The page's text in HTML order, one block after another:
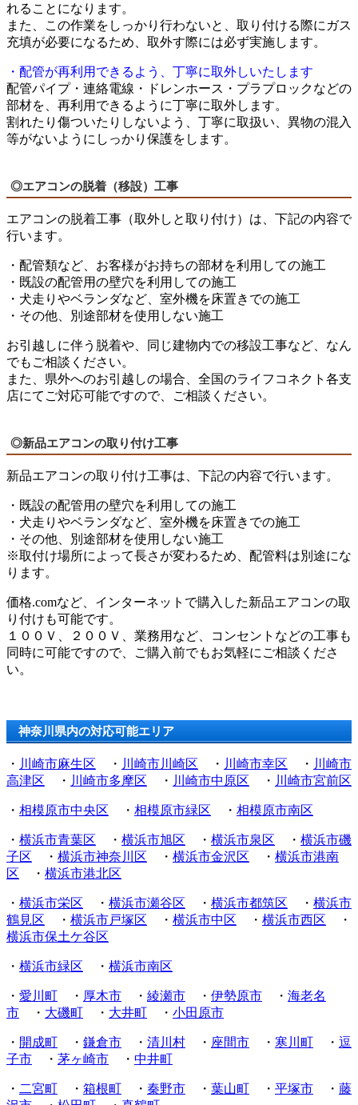
れることになります。
また、この作業をしっかり行わないと、取り付ける際にガス
充填が必要になるため、取外す際には必ず実施します。
・配管が再利用できるよう、丁寧に取外しいたします
配管パイプ・連絡電線・ドレンホース・プラプロックなどの
部材を、再利用できるように丁寧に取外します。
割れたり傷ついたりしないよう、丁寧に取扱い、異物の混入
等がないようにしっかり保護をします。
◎エアコンの脱着（移設）工事
エアコンの脱着工事（取外しと取り付け）は、下記の内容で
行います。
・配管類など、お客様がお持ちの部材を利用しての施工
・既設の配管用の壁穴を利用しての施工
・犬走りやベランダなど、室外機を床置きでの施工
・その他、別途部材を使用しない施工
お引越しに伴う脱着や、同じ建物内での移設工事など、なん
でもご相談ください。
また、県外へのお引越しの場合、全国のライフコネクト各支
店にてご対応可能ですので、ご相談ください。
◎新品エアコンの取り付け工事
新品エアコンの取り付け工事は、下記の内容で行います。
・既設の配管用の壁穴を利用しての施工
・犬走りやベランダなど、室外機を床置きでの施工
・その他、別途部材を使用しない施工
※取付け場所によって長さが変わるため、配管料は別途にな
ります。
価格.comなど、インターネットで購入した新品エアコンの取
り付けも可能です。
１００Ｖ、２００Ｖ、業務用など、コンセントなどの工事も
同時に可能ですので、ご購入前でもお気軽にご相談くださ
い。
神奈川県内の対応可能エリア
・ 川崎市麻生区 ・ 川崎市川崎区 ・ 川崎市幸区 ・ 川崎市
高津区 ・ 川崎市多摩区 ・ 川崎市中原区 ・ 川崎市宮前区
・ 相模原市中央区 ・ 相模原市緑区 ・ 相模原市南区
・ 横浜市青葉区 ・ 横浜市旭区 ・ 横浜市泉区 ・ 横浜市磯
子区 ・ 横浜市神奈川区 ・ 横浜市金沢区 ・ 横浜市港南
区 ・ 横浜市港北区
・ 横浜市栄区 ・ 横浜市瀬谷区 ・ 横浜市都筑区 ・ 横浜市
鶴見区 ・ 横浜市戸塚区 ・ 横浜市中区 ・ 横浜市西区 ・
横浜市保土ケ谷区
・ 横浜市緑区 ・ 横浜市南区
・ 愛川町 ・ 厚木市 ・ 綾瀬市 ・ 伊勢原市 ・ 海老名
市 ・ 大磯町 ・ 大井町 ・ 小田原市
・ 開成町 ・ 鎌倉市 ・ 清川村 ・ 座間市 ・ 寒川町 ・ 逗
子市 ・ 茅ヶ崎市 ・ 中井町
・ 二宮町 ・ 箱根町 ・ 秦野市 ・ 葉山町 ・ 平塚市 ・ 藤